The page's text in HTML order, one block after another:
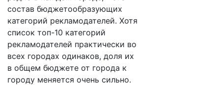
состав бюджетообразующих
категорий рекламодателей. Хотя
список топ-10 категорий
рекламодателей практически во
всех городах одинаков, доля их
в общем бюджете от города к
городу меняется очень сильно.